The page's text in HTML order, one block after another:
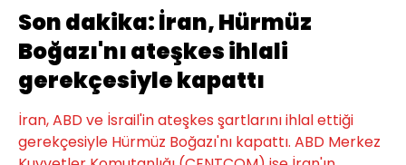
Son dakika: İran, Hürmüz
Boğazı'nı ateşkes ihlali
gerekçesiyle kapattı
İran, ABD ve İsrail'in ateşkes şartlarını ihlal ettiği
gerekçesiyle Hürmüz Boğazı'nı kapattı. ABD Merkez